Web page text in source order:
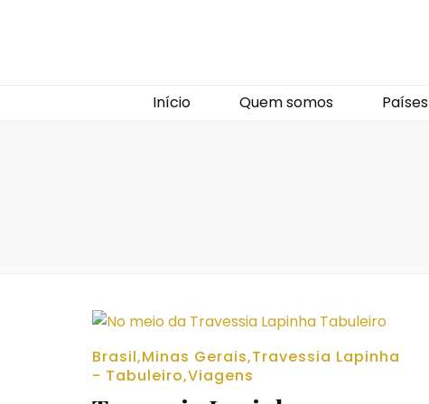
Início Quem somos Países
Brasil,Minas Gerais,Travessia Lapinha
- Tabuleiro,Viagens